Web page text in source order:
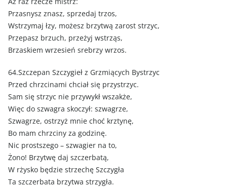
Przasnysz znasz, sprzedaj trzos,
Wstrzymaj łzy, możesz brzytwą zarost strzyc,
Przepasz brzuch, przeżyj wstrząs,
Brzaskiem wrzesień srebrzy wrzos.
64.Szczepan Szczygieł z Grzmiących Bystrzyc
Przed chrzcinami chciał się przystrzyc.
Sam się strzyc nie przywykł wszakże,
Więc do szwagra skoczył: szwagrze,
Szwagrze, ostrzyż mnie choć krztynę,
Bo mam chrzciny za godzinę.
Nic prostszego – szwagier na to,
Żono! Brzytwę daj szczerbatą,
W rżysko będzie strzechę Szczygła
Ta szczerbata brzytwa strzygła.